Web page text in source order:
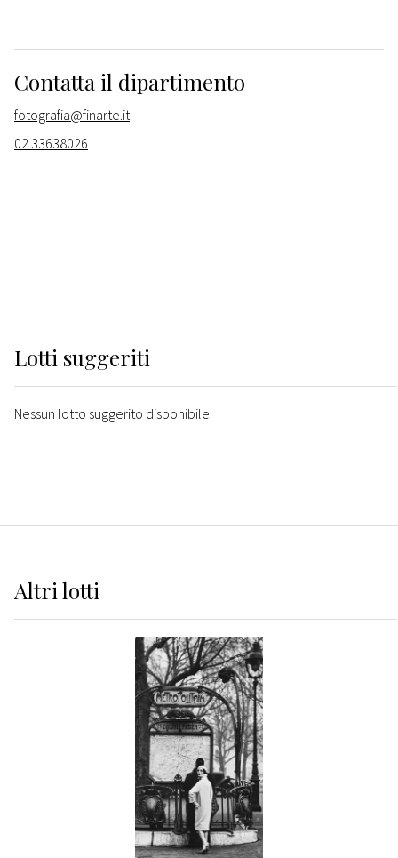
Contatta il dipartimento
fotografia@finarte.it
02 33638026
Lotti suggeriti
Nessun lotto suggerito disponibile.
Altrilotti